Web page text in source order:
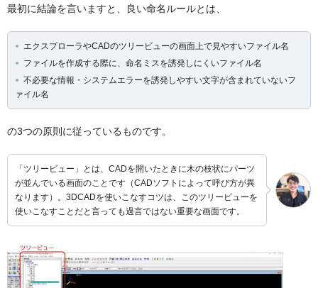
最初に結論を言いますと、良い命名ルールとは、
エクスプローラやCADのツリービューの画面上で見やすいファイル名
ファイルを作成する際に、命名ミスを誘発しにくいファイル名
不必要な情報・システムエラーを誘発しやすい文字が含まれていないフ
ァイル名
の3つの原則に従っているものです。
「ツリービュー」とは、CADを開いたときに木の枝状にパーツ
が並んでいる画面のことです（CADソフトによって呼び方が異
なります）。3DCADを使いこなすコツは、このツリービューを
使いこなすことだと言っても過言ではない重要な画面です。